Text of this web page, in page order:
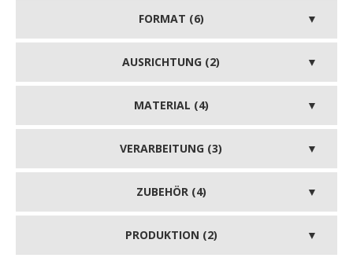
FORMAT (6)
AUSRICHTUNG (2)
MATERIAL (4)
VERARBEITUNG (3)
ZUBEHÖR (4)
PRODUKTION (2)